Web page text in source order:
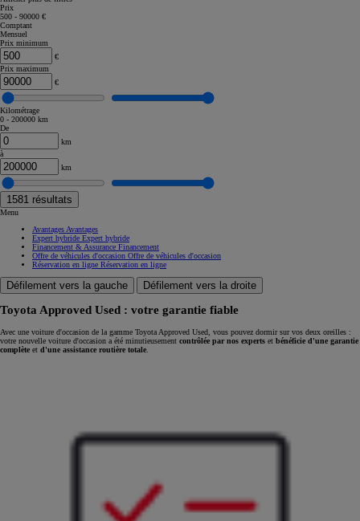
Prix
500 - 90000 €
Comptant
Mensuel
Prix minimum
€
Prix maximum
€
Kilométrage
0 - 200000 km
De
km
à
km
1581 résultats
Menu
Avantages Avantages
Expert hybride Expert hybride
Financement & Assurance Financement
Offre de véhicules d'occasion Offre de véhicules d'occasion
Réservation en ligne Réservation en ligne
Défilement vers la gauche Défilement vers la droite
Toyota Approved Used : votre garantie fiable
Avec une voiture d'occasion de la gamme Toyota Approved Used, vous pouvez dormir sur vos deux oreilles :
votre nouvelle voiture d'occasion a été minutieusement contrôlée par nos experts et bénéficie d'une garantie
complète et d'une assistance routière totale